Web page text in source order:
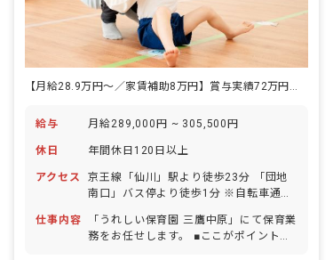
【月給28.9万円～／家賃補助8万円】賞与実績72万円！年間休日123日＆残業月1.7h
給与 月給289,000円 ~ 305,500円
休日 年間休日120日以上
アクセス
京王線「仙川」駅より徒歩23分 「団地
南口」バス停より徒歩1分 ※自転車通勤
仕事内容
「うれしい保育園 三鷹中原」にて保育業
務をお任せします。 ■ここがポイント！